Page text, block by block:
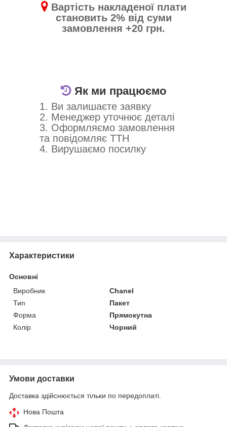
Як ми працюємо
1. Ви залишаєте заявку
2. Менеджер уточнює деталі
3. Оформляємо замовлення
та повідомляє ТТН
4. Вирушаємо посилку
Вартість накладеної плати
становить 2% від суми
замовлення +20 грн.
Характеристики
Основні
Виробник
Chanel
Тип
Пакет
Форма
Прямокутна
Колір
Чорний
Умови доставки
Доставка здійснюється тільки по передоплаті.
Нова Пошта